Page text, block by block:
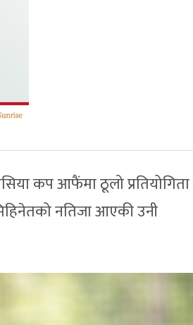
कप आफैंमा ठूलो प्रतियोगिता
नतिजा आएकी उनी